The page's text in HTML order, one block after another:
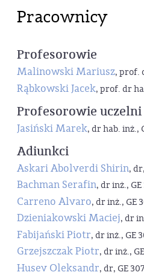
Pracownicy
Profesorowie
Malinowski Mariusz, prof.
Rąbkowski Jacek, prof. dr
Profesorowie uczelni
Jasiński Marek, dr hab. inż.,
Adiunkci
Askari Abolverdi Shirin,
Bachman Serafin, dr inż.,
Carreno Alvaro, dr inż., GE
Dzieniakowski Maciej, dr
Fabijański Piotr, dr inż., GE
Grzejszczak Piotr, dr inż.,
Husev Oleksandr, dr, GE